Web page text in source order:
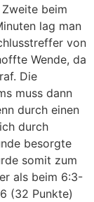
beim
lag man
von
Wende, da
Die
muss dann
durch einen
durch
besorgte
somit zum
als beim 6:3-
(32 Punkte)